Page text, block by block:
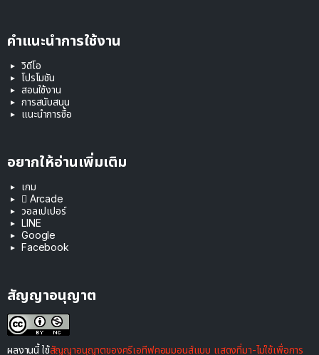
คำแนะนำการใช้งาน
วิดีโอ
โปรโมชัน
สอนใช้งาน
การสนับสนุน
แนะนำการซื้อ
อยากให้อ่านเพิ่มเติม
เกม
 Arcade
วอลเปเปอร์
LINE
Google
Facebook
สัญญาอนุญาต
ผลงานนี้ ใช้สัญญาอนุญาตของครีเอทีฟคอมมอนส์แบบ แสดงที่มา-ไม่ใช้เพื่อการ